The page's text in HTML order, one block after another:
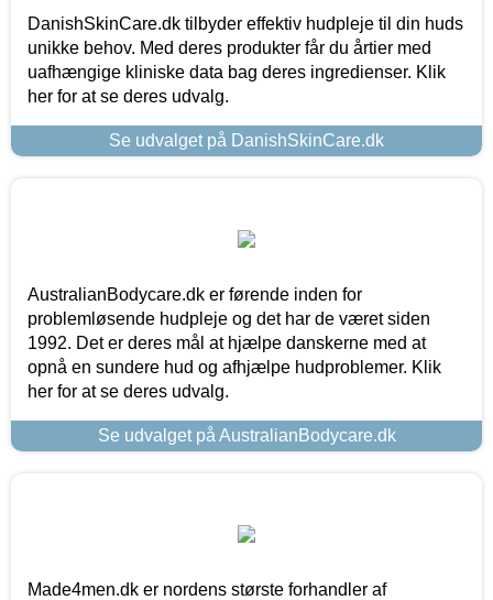
DanishSkinCare.dk tilbyder effektiv hudpleje til din huds
unikke behov. Med deres produkter får du årtier med
uafhængige kliniske data bag deres ingredienser. Klik
her for at se deres udvalg.
Se udvalget på DanishSkinCare.dk
AustralianBodycare.dk er førende inden for
problemløsende hudpleje og det har de været siden
1992. Det er deres mål at hjælpe danskerne med at
opnå en sundere hud og afhjælpe hudproblemer. Klik
her for at se deres udvalg.
Se udvalget på AustralianBodycare.dk
Made4men.dk er nordens største forhandler af